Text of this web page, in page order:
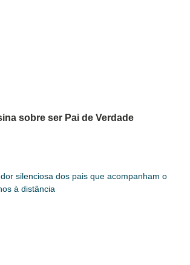
sobre ser Pai de Verdade